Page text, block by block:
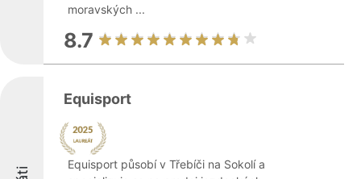
moravských ...
8.7
Equisport
Equisport působí v Třebíči na Sokolí a